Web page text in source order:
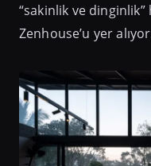
“sakinlik ve dinginlik”
Zenhouse’u yer